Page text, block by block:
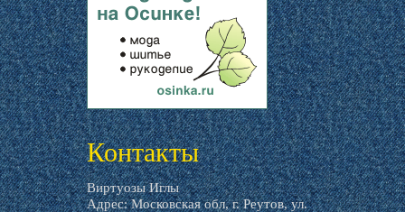
livemaster.ru
Контакты
Виртуозы Иглы
Адрес: Московская обл, г. Реутов, ул.